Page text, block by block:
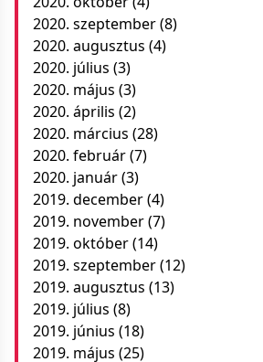
2020. szeptember(8)
2020. augusztus (4)
2020. július (3)
2020. május (3)
2020. április (2)
2020. március (28)
2020. február(7)
2020. január(3)
2019. december(4)
2019. november(7)
2019. október(14)
2019. szeptember(12)
2019. augusztus (13)
2019. július (8)
2019. június (18)
2019. május (25)